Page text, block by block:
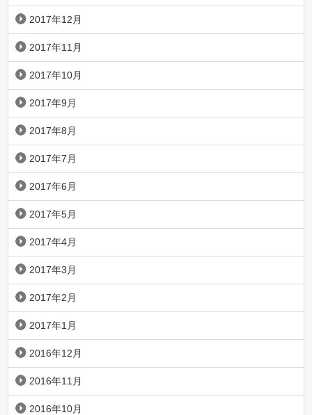
2017年12月
2017年11月
2017年10月
2017年9月
2017年8月
2017年7月
2017年6月
2017年5月
2017年4月
2017年3月
2017年2月
2017年1月
2016年12月
2016年11月
2016年10月